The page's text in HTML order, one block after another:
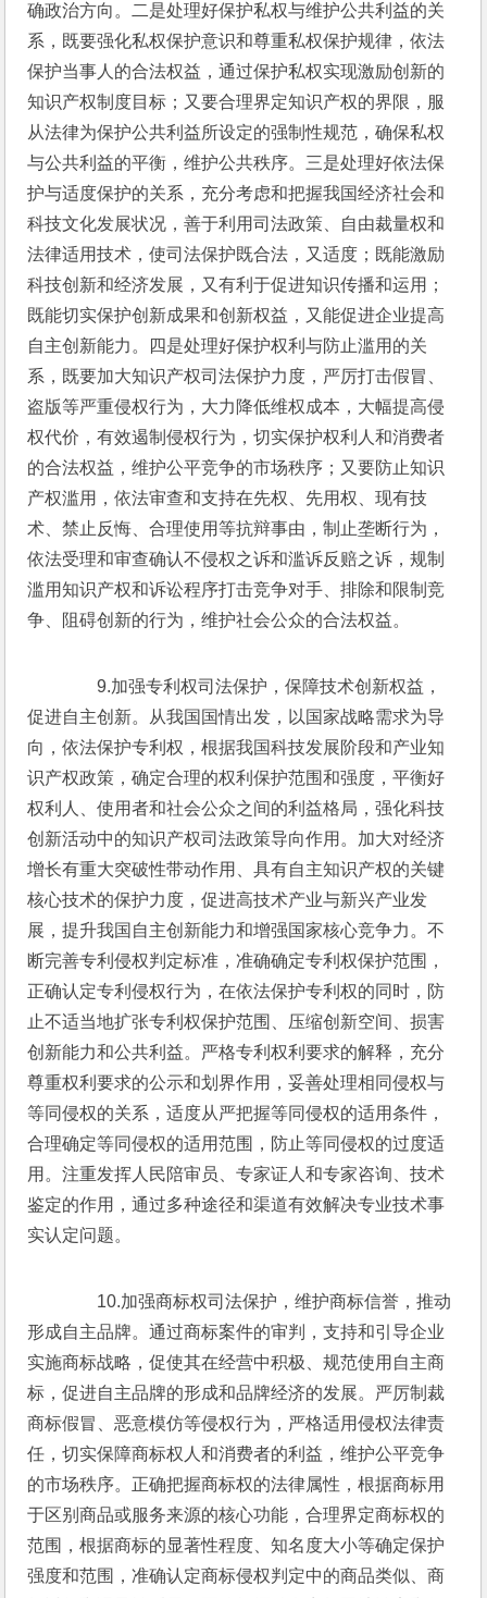
确政治方向。二是处理好保护私权与维护公共利益的关
系，既要强化私权保护意识和尊重私权保护规律，依法
保护当事人的合法权益，通过保护私权实现激励创新的
知识产权制度目标；又要合理界定知识产权的界限，服
从法律为保护公共利益所设定的强制性规范，确保私权
与公共利益的平衡，维护公共秩序。三是处理好依法保
护与适度保护的关系，充分考虑和把握我国经济社会和
科技文化发展状况，善于利用司法政策、自由裁量权和
法律适用技术，使司法保护既合法，又适度；既能激励
科技创新和经济发展，又有利于促进知识传播和运用；
既能切实保护创新成果和创新权益，又能促进企业提高
自主创新能力。四是处理好保护权利与防止滥用的关
系，既要加大知识产权司法保护力度，严厉打击假冒、
盗版等严重侵权行为，大力降低维权成本，大幅提高侵
权代价，有效遏制侵权行为，切实保护权利人和消费者
的合法权益，维护公平竞争的市场秩序；又要防止知识
产权滥用，依法审查和支持在先权、先用权、现有技
术、禁止反悔、合理使用等抗辩事由，制止垄断行为，
依法受理和审查确认不侵权之诉和滥诉反赔之诉，规制
滥用知识产权和诉讼程序打击竞争对手、排除和限制竞
争、阻碍创新的行为，维护社会公众的合法权益。
9.加强专利权司法保护，保障技术创新权益，
促进自主创新。从我国国情出发，以国家战略需求为导
向，依法保护专利权，根据我国科技发展阶段和产业知
识产权政策，确定合理的权利保护范围和强度，平衡好
权利人、使用者和社会公众之间的利益格局，强化科技
创新活动中的知识产权司法政策导向作用。加大对经济
增长有重大突破性带动作用、具有自主知识产权的关键
核心技术的保护力度，促进高技术产业与新兴产业发
展，提升我国自主创新能力和增强国家核心竞争力。不
断完善专利侵权判定标准，准确确定专利权保护范围，
正确认定专利侵权行为，在依法保护专利权的同时，防
止不适当地扩张专利权保护范围、压缩创新空间、损害
创新能力和公共利益。严格专利权利要求的解释，充分
尊重权利要求的公示和划界作用，妥善处理相同侵权与
等同侵权的关系，适度从严把握等同侵权的适用条件，
合理确定等同侵权的适用范围，防止等同侵权的过度适
用。注重发挥人民陪审员、专家证人和专家咨询、技术
鉴定的作用，通过多种途径和渠道有效解决专业技术事
实认定问题。
10.加强商标权司法保护，维护商标信誉，推动
形成自主品牌。通过商标案件的审判，支持和引导企业
实施商标战略，促使其在经营中积极、规范使用自主商
标，促进自主品牌的形成和品牌经济的发展。严厉制裁
商标假冒、恶意模仿等侵权行为，严格适用侵权法律责
任，切实保障商标权人和消费者的利益，维护公平竞争
的市场秩序。正确把握商标权的法律属性，根据商标用
于区别商品或服务来源的核心功能，合理界定商标权的
范围，根据商标的显著性程度、知名度大小等确定保护
强度和范围，准确认定商标侵权判定中的商品类似、商